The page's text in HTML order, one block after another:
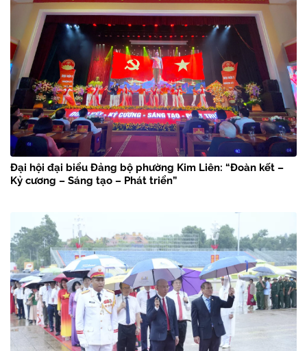
Đại hội đại biểu Đảng bộ phường Kim Liên: “Đoàn kết –
Kỷ cương – Sáng tạo – Phát triển”